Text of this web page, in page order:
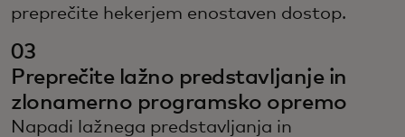
preprečite hekerjem enostaven dostop.
03
Preprečite lažno predstavljanje in
zlonamerno programsko opremo
Napadi lažnega predstavljanja in